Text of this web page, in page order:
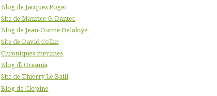
Blog de Jacques Poget
Site de Maurice G. Dantec
Blog de Jean-Cosme Delaloye
Site de David Collin
Chroniques merlines
Blog d\'Oceania
Site de Thierry Le Baill
Blog de Clopine